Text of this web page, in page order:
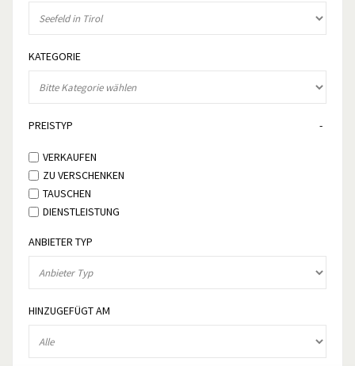
KATEGORIE
PREISTYP
VERKAUFEN
ZU VERSCHENKEN
TAUSCHEN
DIENSTLEISTUNG
ANBIETER TYP
HINZUGEFÜGT AM